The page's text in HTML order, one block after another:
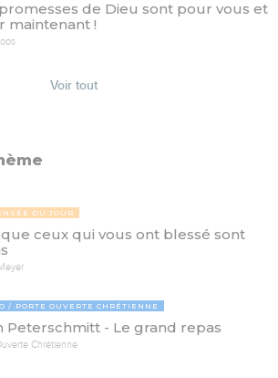
de Dieu sont pour vous et
maintenant !
Voir tout
DU JOUR
ceux qui vous ont blessé sont
PORTE OUVERTE CHRÉTIENNE
Peterschmitt - Le grand repas
Chrétienne